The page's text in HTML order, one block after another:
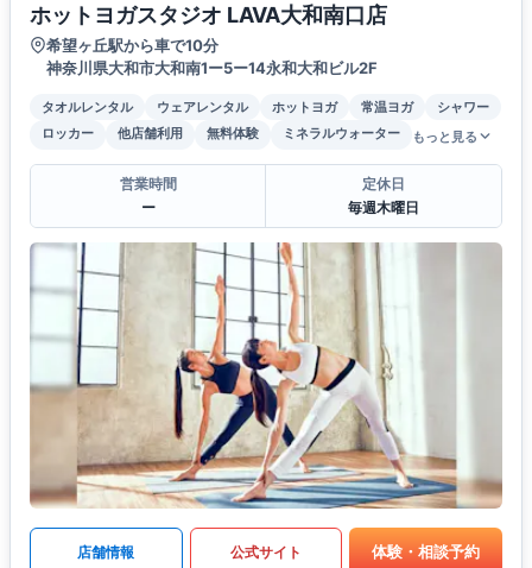
ホットヨガスタジオ LAVA大和南口店
希望ヶ丘駅から車で10分
神奈川県大和市大和南1ー5ー14永和大和ビル2F
タオルレンタル ウェアレンタル ホットヨガ 常温ヨガ
シャワー
ロッカー
他店舗利用 無料体験 ミネラルウォーター もっと見る
営業時間
ー
定休日
毎週木曜日
店舗情報 公式サイト 体験・相談予約